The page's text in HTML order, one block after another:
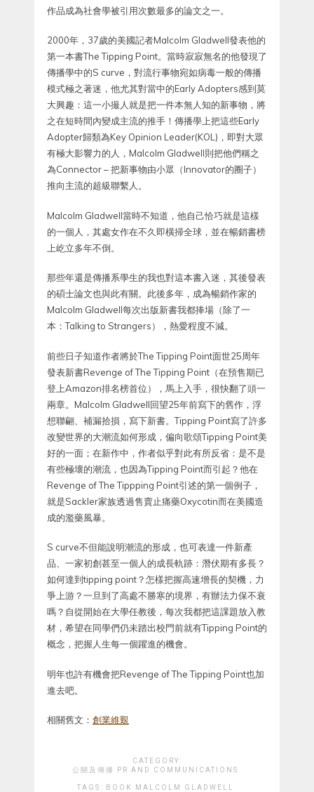
作品成為社會學被引用次數最多的論文之一。
2000年，37歲的美國記者Malcolm Gladwell發表他的
第一本書The Tipping Point。當時寂寂無名的他發現了
傳播學中的S curve，對流行事物宛如病毒一般的傳播
模式極之著迷，他尤其對當中的Early Adopters感到莫
大興趣：這一小撮人就是把一件本無人知的新事物，將
之在短時間內變成主流的推手！傳播學上把這些Early
Adopter歸類為Key Opinion Leader(KOL)，即對大眾
有極大影響力的人，Malcolm Gladwell則把他們稱之
為Connector – 把新事物由小眾（Innovator的圈子）
推向主流的超級聯繫人。
Malcolm Gladwell當時不知道，他自己恰巧就是這樣
的一個人，其處女作在不久即橫掃全球，並在暢銷書榜
上屹立多年不倒。
那些年還是傳播系學生的我也對這本書入迷，其後發表
的碩士論文也與此有關。此後多年，成為暢銷作家的
Malcolm Gladwell每次出版新書我都捧場（除了一
本：Talking to Strangers），熱愛程度不減。
前些日子知道作者將於The Tipping Point面世25周年
發表新書Revenge of The Tipping Point（在預售期已
登上Amazon排名榜首位），馬上入手，很快翻了頭一
兩章。Malcolm Gladwell回望25年前寫下的舊作，浮
想聯翩、補漏拾損，寫下新書。Tipping Point寫了許多
改變世界的大潮流如何形成，偏向歌頌Tipping Point美
好的一面；在新作中，作者似乎對此有所反省：是不是
有些極壞的潮流，也因為Tipping Point而引起？他在
Revenge of The Tippping Point引述的第一個例子，
就是Sackler家族透過售賣止痛藥Oxycotin而在美國造
成的濫藥風暴。
S curve不但能說明潮流的形成，也可表達一件新產
品、一家初創甚至一個人的成長軌跡：潛伏期有多長？
如何達到tipping point？怎樣把握高速增長的契機，力
爭上游？一旦到了高處不勝寒的境界，有辦法力保不衰
嗎？自從開始在大學任教後，每次我都把這課題放入教
材，希望在同學們仍未踏出校門前就有Tipping Point的
概念，把握人生每一個躍進的機會。
明年也許有機會把Revenge of The Tipping Point也加
進去吧。
相關舊文： 創業維艱
CATEGORY:
公關及傳播 PR AND COMMUNICATIONS
TAGS: BOOK
MALCOLM GLADWELL